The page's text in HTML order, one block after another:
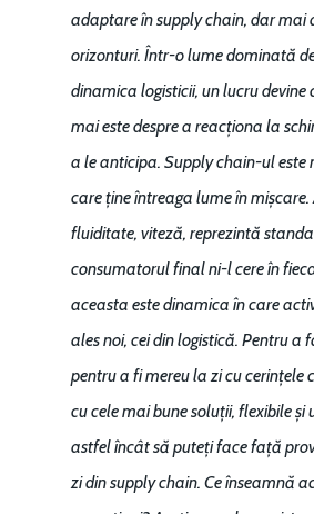
adaptare în supply chain, dar mai
orizonturi. Într-o lume dominată
dinamica logisticii, un lucru devine
mai este despre a reacționa la
a le anticipa. Supply chain-ul este
care ține întreaga lume în mișcare.
fluiditate, viteză, reprezintă
consumatorul final ni-l cere în
aceasta este dinamica în care
ales noi, cei din logistică. Pentru a
pentru a fi mereu la zi cu cerințele
cu cele mai bune soluții, flexibile și
astfel încât să puteți face față
zi din supply chain. Ce înseamnă